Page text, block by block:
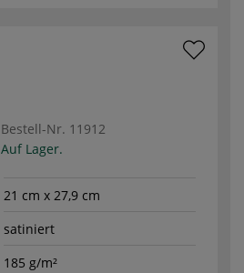
Bestell-Nr. 11912
Auf Lager.
21 cm x 27,9 cm
satiniert
185 g/m²